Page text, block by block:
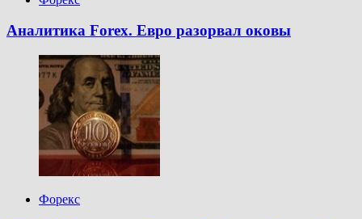
Аналитика Forex. Евро разорвал оковы
Форекс